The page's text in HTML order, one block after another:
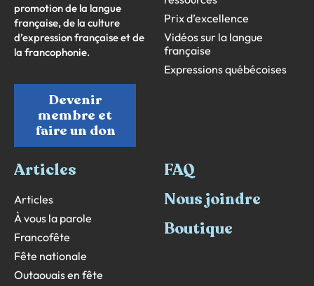
promotion de la langue
française, de la culture
d’expression française et de
la francophonie.
Devenir
membre et
faire un don
Prix d’excellence
Vidéos sur la langue
française
Expressions québécoises
Articles
Articles
À vous la parole
Francofête
Fête nationale
Outaouais en fête
FAQ
Nous joindre
Boutique